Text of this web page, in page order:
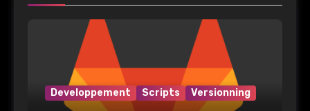
Developpement Scripts Versionning